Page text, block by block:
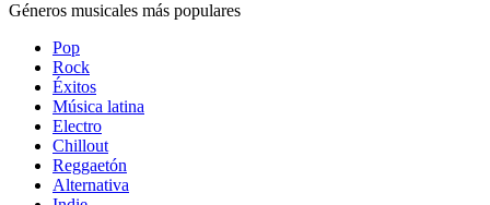
Géneros musicales más populares
Pop
Rock
Éxitos
Música latina
Electro
Chillout
Reggaetón
Alternativa